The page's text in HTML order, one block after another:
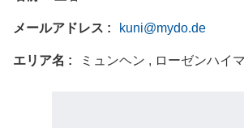
メールアドレス kuni@mydo.de
エリア名 ミュンヘン , ローゼンハイ